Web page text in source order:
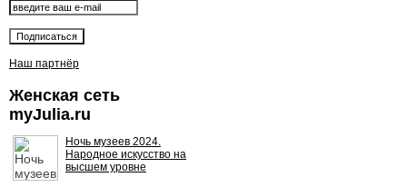
Наш партнёр
Женская сеть
myJulia.ru
Ночь музеев 2024.
Народное искусство на
высшем уровне